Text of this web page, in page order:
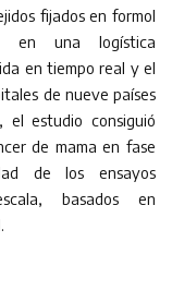
fijados en formol
en una logística
en tiempo real y el
de nueve países
el estudio consiguió
de mama en fase
de los ensayos
basados en